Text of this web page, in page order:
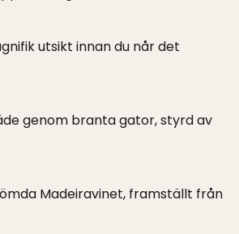
utsikt innan du når det
genom branta gator, styrd av
Madeiravinet, framställt från